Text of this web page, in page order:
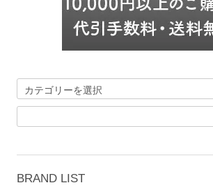
BRAND LIST